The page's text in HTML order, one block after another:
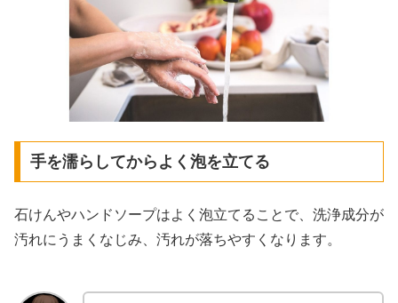
手を濡らしてからよく泡を立てる
石けんやハンドソープはよく泡立てることで、洗浄成分が
汚れにうまくなじみ、汚れが落ちやすくなります。